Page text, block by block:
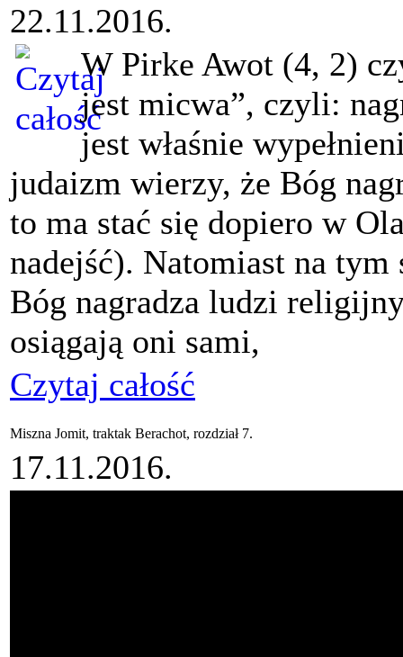
22.11.2016.
W Pirke Awot (4, 2)
jest micwa”, czyli:
jest właśnie
judaizm wierzy, że Bóg
to ma stać się dopiero w
nadejść). Natomiast na
Bóg nagradza ludzi
osiągają oni sami,
Czytaj całość
Miszna Jomit, traktak Berachot, rozdział 7.
17.11.2016.